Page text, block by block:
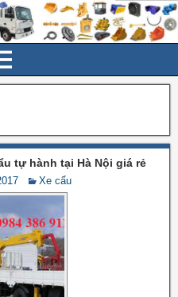
tự hành tại Hà Nội giá rẻ
Xe cẩu